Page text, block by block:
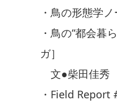
・鳥の形態学
・鳥の“都会暮
ガ］
文●柴田佳秀
・Field